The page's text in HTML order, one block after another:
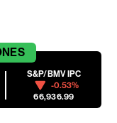
S&P/BMV IPC
-0.53%
66,936.99